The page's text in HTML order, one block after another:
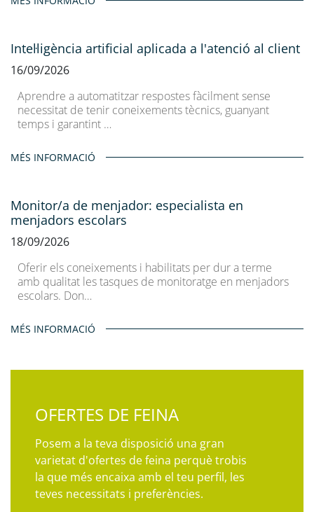
Intel·ligència artificial aplicada a l'atenció al client
16/09/2026
Aprendre a automatitzar respostes fàcilment sense
necessitat de tenir coneixements tècnics, guanyant
temps i garantint …
MÉS INFORMACIÓ
Monitor/a de menjador: especialista en
menjadors escolars
18/09/2026
Oferir els coneixements i habilitats per dur a terme
amb qualitat les tasques de monitoratge en menjadors
escolars. Don…
MÉS INFORMACIÓ
OFERTES DE FEINA
Posem a la teva disposició una gran
varietat d'ofertes de feina perquè trobis
la que més encaixa amb el teu perfil, les
teves necessitats i preferències.